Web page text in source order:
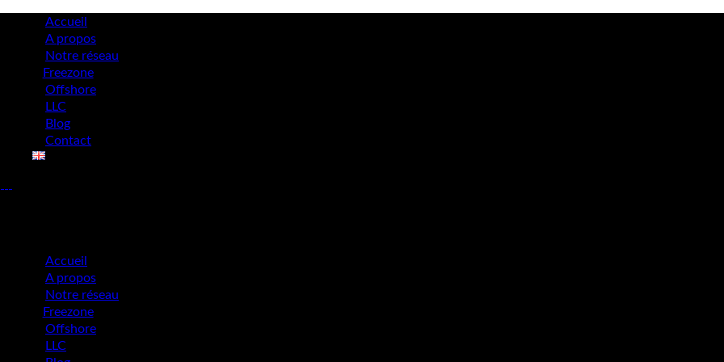
Accueil
A propos
Notre réseau
Freezone
Offshore
LLC
Blog
Contact
Accueil
A propos
Notre réseau
Freezone
Offshore
LLC